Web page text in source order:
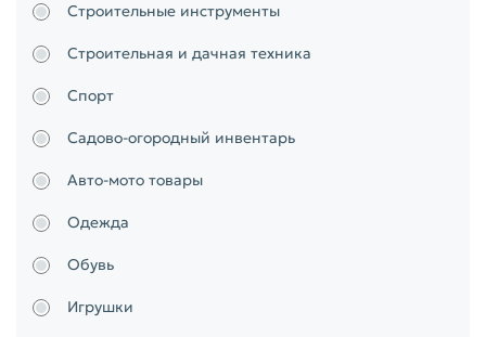
Строительные инструменты
Строительная и дачная техника
Спорт
Садово-огородный инвентарь
Авто-мото товары
Одежда
Обувь
Игрушки